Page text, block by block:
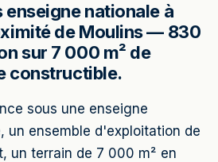
enseigne nationale à
de Moulins — 830
sur 7 000 m² de
constructible.
sous une enseigne
un ensemble d'exploitation de
un terrain de 7 000 m² en